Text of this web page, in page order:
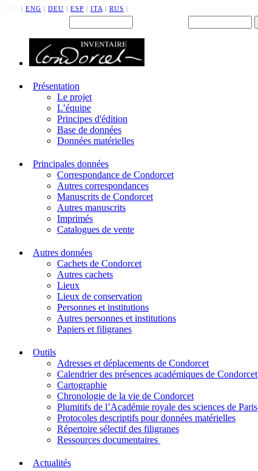
| ENG | DEU | ESP | ITA | RUS |
Présentation
Le projet
L’équipe
Principes d'édition
Base de données
Données matérielles
Principales données
Correspondance de Condorcet
Autres correspondances
Manuscrits de Condorcet
Autres manuscrits
Imprimés
Catalogues de vente
Autres données
Cachets de Condorcet
Autres cachets
Lieux
Lieux de conservation
Personnes et institutions
Autres personnes et institutions
Papiers et filigranes
Outils
Adresses et déplacements de Condorcet
Calendrier des présences académiques de Condorcet
Cartographie
Chronologie de la vie de Condorcet
Plumitifs de l’Académie royale des sciences de Paris
Protocoles descriptifs pour données matérielles
Répertoire sélectif des filigranes
Ressources documentaires
Actualités